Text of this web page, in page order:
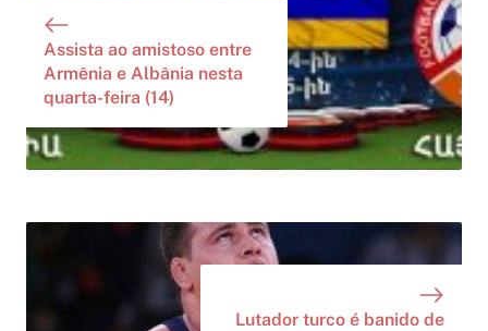
Assista ao amistoso entre
Armênia e Albânia nesta
quarta-feira (14)
Lutador turco é banido de